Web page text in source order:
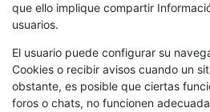
que ello implique compartir
usuarios.
El usuario puede configurar su
Cookies o recibir avisos cuando un
obstante, es posible que ciertas
foros o chats, no funcionen